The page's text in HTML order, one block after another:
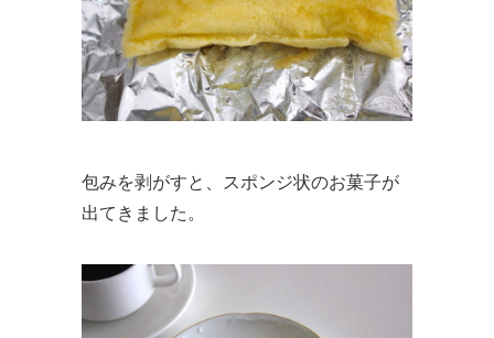
包みを剥がすと、スポンジ状のお菓子が
出てきました。